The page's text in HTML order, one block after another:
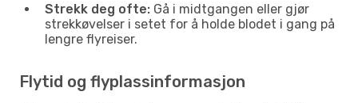
Strekk deg ofte: Gå i midtgangen eller gjør
strekkøvelser i setet for å holde blodet i gang på
lengre flyreiser.
Flytid og flyplassinformasjon